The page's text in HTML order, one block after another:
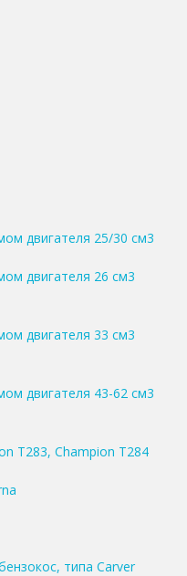
двигателя 25/30 см3
двигателя 26 см3
двигателя 33 см3
двигателя 43-62 см3
T283, Champion T284
типа Carver